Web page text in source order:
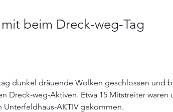
beim Dreck-weg-Tag
dunkel dräuende Wolken geschlossen und
Dreck-weg-Aktiven. Etwa 15 Mitstreiter waren
Unterfeldhaus-AKTIV gekommen.